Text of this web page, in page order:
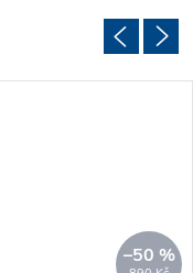
–50 %